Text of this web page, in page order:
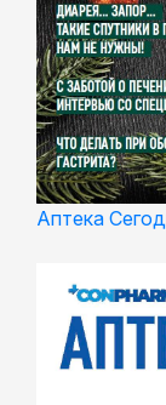
Аптека